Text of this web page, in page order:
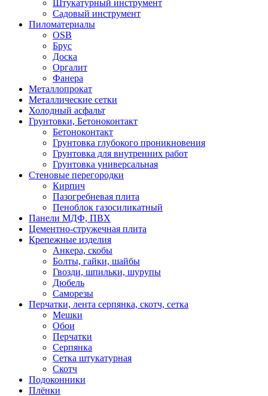
Штукатурный инструмент
Садовый инструмент
Пиломатериалы
OSB
Брус
Доска
Оргалит
Фанера
Металлопрокат
Металлические сетки
Холодный асфальт
Грунтовки, Бетоноконтакт
Бетоноконтакт
Грунтовка глубокого проникновения
Грунтовка для внутренних работ
Грунтовка универсальная
Стеновые перегородки
Кирпич
Пазогребневая плита
Пеноблок газосиликатный
Панели МДФ, ПВХ
Цементно-стружечная плита
Крепежные изделия
Анкера, скобы
Болты, гайки, шайбы
Гвозди, шпильки, шурупы
Дюбель
Саморезы
Перчатки, лента серпянка, скотч, сетка
Мешки
Обои
Перчатки
Серпянка
Сетка штукатурная
Скотч
Подоконники
Плёнки